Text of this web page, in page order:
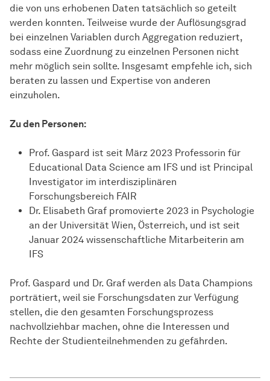
die von uns erhobenen Daten tatsächlich so geteilt
werden konnten. Teilweise wurde der Auflösungsgrad
bei einzelnen Variablen durch Aggregation reduziert,
sodass eine Zuordnung zu einzelnen Personen nicht
mehr möglich sein sollte. Insgesamt empfehle ich, sich
beraten zu lassen und Expertise von anderen
einzuholen.
Zu den Personen:
Prof. Gaspard ist seit März 2023 Professorin für
Educational Data Science am IFS und ist Principal
Investigator im interdisziplinären
Forschungsbereich FAIR
Dr. Elisabeth Graf promovierte 2023 in Psychologie
an der Universität Wien, Österreich, und ist seit
Januar 2024 wissenschaftliche Mitarbeiterin am
IFS
Prof. Gaspard und Dr. Graf werden als Data Champions
porträtiert, weil sie Forschungsdaten zur Verfügung
stellen, die den gesamten Forschungsprozess
nachvollziehbar machen, ohne die Interessen und
Rechte der Studienteilnehmenden zu gefährden.